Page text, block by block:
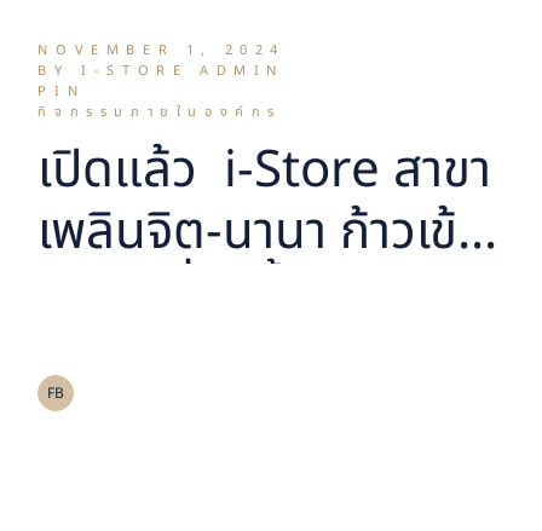
NOVEMBER 1, 2024
BY I-STORE ADMIN
PIN
กิจกรรมภายในองค์กร
เปิดแล้ว i-Store สาขา
เพลินจิต-นานา ก้าวเข้า
ของผู้นำบริการห้องเก็บ
ของในประเทศไทย ตาม
FB